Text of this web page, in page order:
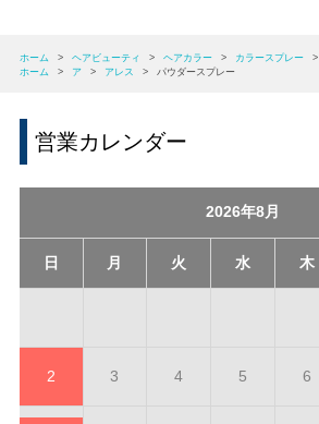
ホーム > ヘアビューティ > ヘアカラー > カラースプレー >
ホーム
> ア > アレス > パウダースプレー
営業カレンダー
2026年8月
日 月 火 水 木
2 3 4 5 6